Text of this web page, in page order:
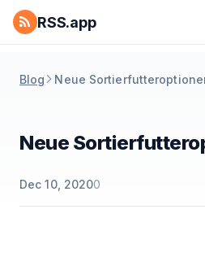
RSS.app
Blog Neue
Neue
Dec 10, 20200